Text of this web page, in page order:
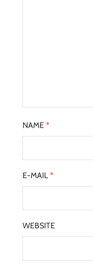
NAME *
E-MAIL *
WEBSITE